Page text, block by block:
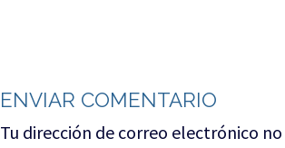
ENVIAR COMENTARIO
Tu dirección de correo electrónico